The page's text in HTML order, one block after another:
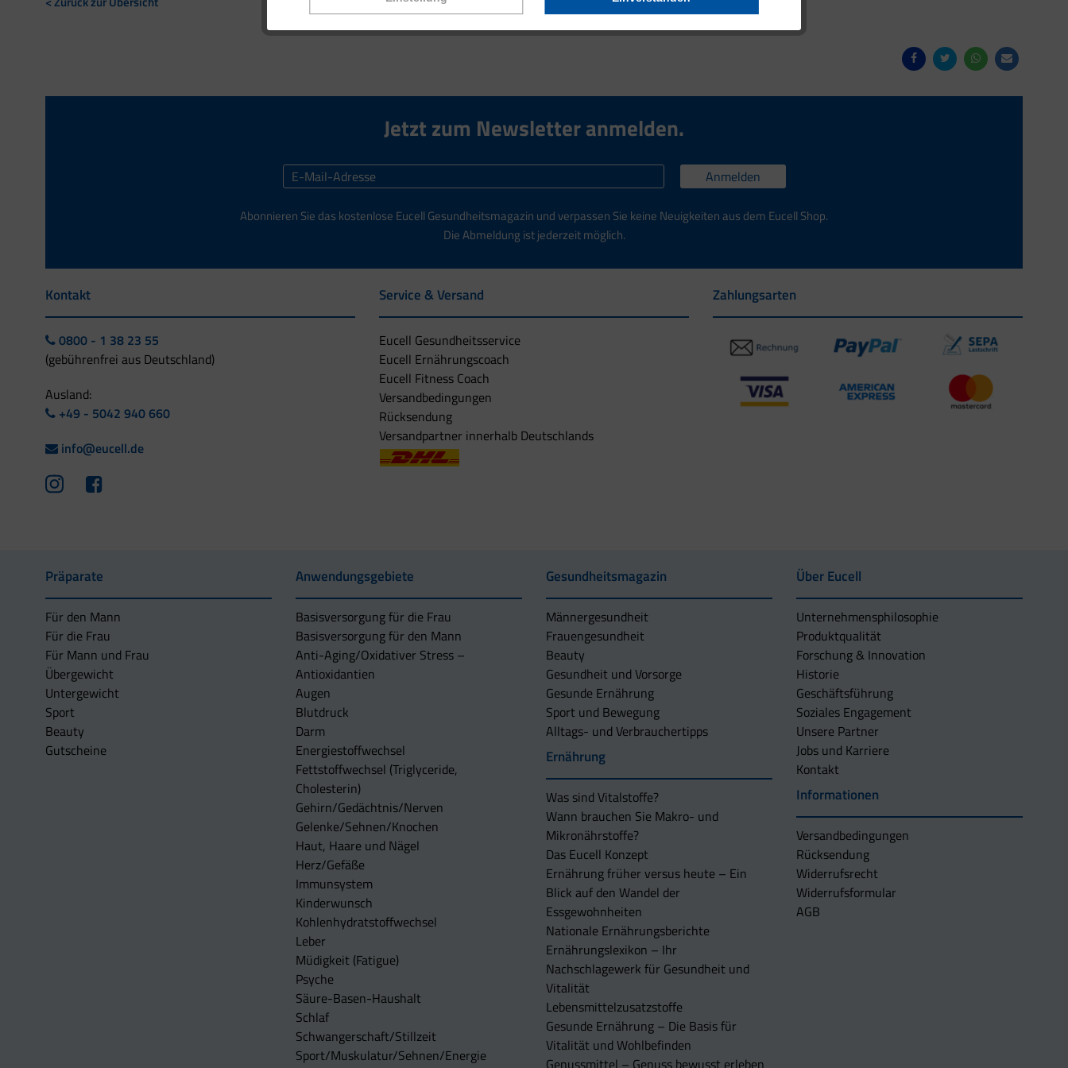
Jetzt zum Newsletter anmelden.
Anmelden
Abonnieren Sie das kostenlose Eucell Gesundheitsmagazin und verpassen Sie keine Neuigkeiten aus dem Eucell Shop.
Die Abmeldung ist jederzeit möglich.
Kontakt
0800 - 1 38 23 55
(gebührenfrei aus Deutschland)
Ausland:
+49 - 5042 940 660
info@eucell.de
Service & Versand
Eucell Gesundheitsservice
Eucell Ernährungscoach
Eucell Fitness Coach
Versandbedingungen
Rücksendung
Versandpartner innerhalb Deutschlands
Zahlungsarten
Präparate
Für den Mann
Für die Frau
Für Mann und Frau
Übergewicht
Untergewicht
Sport
Beauty
Gutscheine
Anwendungsgebiete
Basisversorgung für die Frau
Basisversorgung für den Mann
Anti-Aging/Oxidativer Stress –
Antioxidantien
Augen
Blutdruck
Darm
Energiestoffwechsel
Fettstoffwechsel (Triglyceride,
Cholesterin)
Gehirn/Gedächtnis/Nerven
Gelenke/Sehnen/Knochen
Haut, Haare und Nägel
Herz/Gefäße
Immunsystem
Kinderwunsch
Kohlenhydratstoffwechsel
Leber
Müdigkeit (Fatigue)
Psyche
Säure-Basen-Haushalt
Schlaf
Schwangerschaft/Stillzeit
Sport/Muskulatur/Sehnen/Energie
Gesundheitsmagazin
Männergesundheit
Frauengesundheit
Beauty
Gesundheit und Vorsorge
Gesunde Ernährung
Sport und Bewegung
Alltags- und Verbrauchertipps
Ernährung
Was sind Vitalstoffe?
Wann brauchen Sie Makro- und
Mikronährstoffe?
Das Eucell Konzept
Ernährung früher versus heute – Ein
Blick auf den Wandel der
Essgewohnheiten
Nationale Ernährungsberichte
Ernährungslexikon – Ihr
Nachschlagewerk für Gesundheit und
Vitalität
Lebensmittelzusatzstoffe
Gesunde Ernährung – Die Basis für
Vitalität und Wohlbefinden
Genussmittel – Genuss bewusst erleben
Über Eucell
Unternehmens­philosophie
Produktqualität
Forschung & Innovation
Historie
Geschäftsführung
Soziales Engagement
Unsere Partner
Jobs und Karriere
Kontakt
Informationen
Versandbedingungen
Rücksendung
Widerrufsrecht
Widerrufsformular
AGB